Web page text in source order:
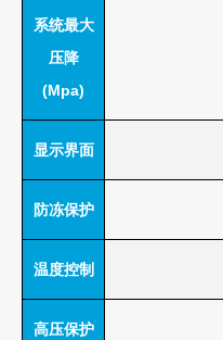
系统最大
压降
(Mpa)
显示界面
防冻保护
温度控制
高压保护